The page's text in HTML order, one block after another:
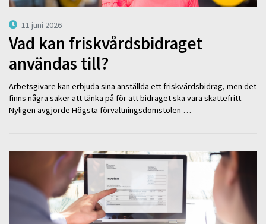
11 juni 2026
Vad kan friskvårdsbidraget
användas till?
Arbetsgivare kan erbjuda sina anställda ett friskvårdsbidrag, men det
finns några saker att tänka på för att bidraget ska vara skattefritt.
Nyligen avgjorde Högsta förvaltningsdomstolen …